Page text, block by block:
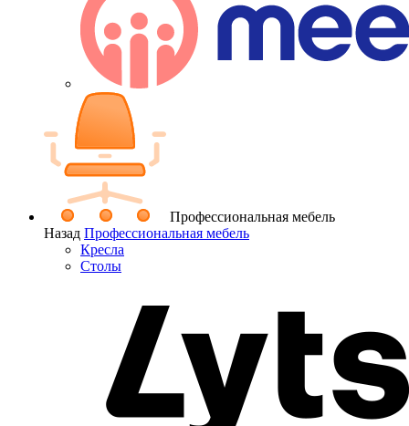
Профессиональная мебель
Назад Профессиональная мебель
Кресла
Столы